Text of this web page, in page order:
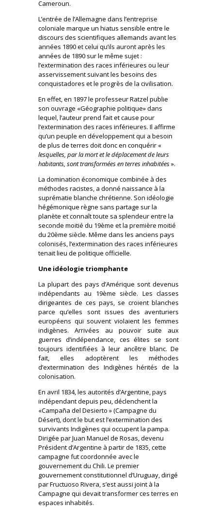
Cameroun.
L’entrée de l’Allemagne dans l’entreprise
coloniale marque un hiatus sensible entre le
discours des scientifiques allemands avant les
années 1890 et celui qu’ils auront après les
années de 1890 sur le même sujet :
l’extermination des races inférieures ou leur
asservissement suivant les besoins des
conquistadores et le progrès de la civilisation.
En effet, en 1897 le professeur Ratzel publie
son ouvrage «Géographie politique» dans
lequel, l’auteur prend fait et cause pour
l’extermination des races inférieures. Il affirme
qu’un peuple en développement qui a besoin
de plus de terres doit donc en conquérir «
lesquelles, par la mort et le déplacement de leurs
habitants, sont transformées en terres inhabitées».
La domination économique combinée à des
méthodes racistes, a donné naissance à la
suprématie blanche chrétienne. Son idéologie
hégémonique règne sans partage sur la
planète et connaît toute sa splendeur entre la
seconde moitié du 19ème et la première moitié
du 20ème siècle. Même dans les anciens pays
colonisés, l’extermination des races inférieures
tenait lieu de politique officielle.
Une idéologie triomphante
La plupart des pays d’Amérique sont devenus
indépendants au 19ème siècle. Les classes
dirigeantes de ces pays, se croient blanches
parce qu’elles sont issues des aventuriers
européens qui souvent violaient les femmes
indigènes. Arrivées au pouvoir suite aux
guerres d’indépendance, ces élites se sont
toujours identifiées à leur ancêtre blanc. De
fait, elles adoptèrent les méthodes
d’extermination des Indigènes hérités de la
colonisation.
En avril 1834, les autorités d’Argentine, pays
indépendant depuis peu, déclenchent la
«Campaña del Desierto » (Campagne du
Désert), dont le but est l’extermination des
survivants Indigènes qui occupent la pampa.
Dirigée par Juan Manuel de Rosas, devenu
Président d’Argentine à partir de 1835, cette
campagne fut coordonnée avec le
gouvernement du Chili. Le premier
gouvernement constitutionnel d’Uruguay, dirigé
par Fructuoso Rivera, s’est aussi joint à la
Campagne qui devait transformer ces terres en
espaces inhabités.